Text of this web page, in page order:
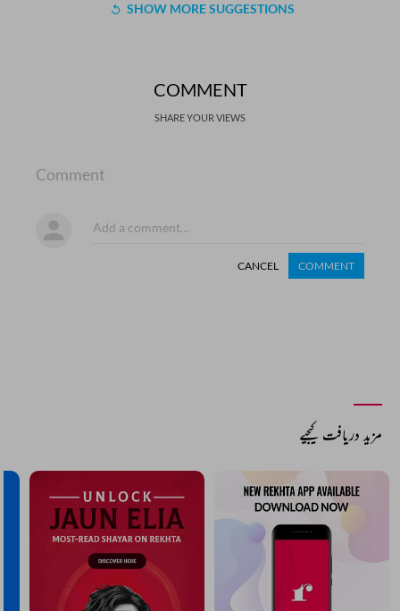
SHOW MORE SUGGESTIONS
COMMENT
SHARE YOUR VIEWS
Comment
CANCEL COMMENT
مزید دریافت کیجیے